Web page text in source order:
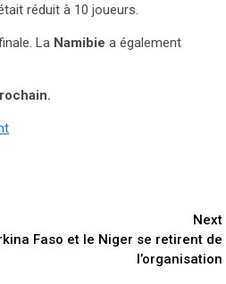
réduit à 10 joueurs.
La Namibie a également
Next
Faso et le Niger se retirent de
l’organisation